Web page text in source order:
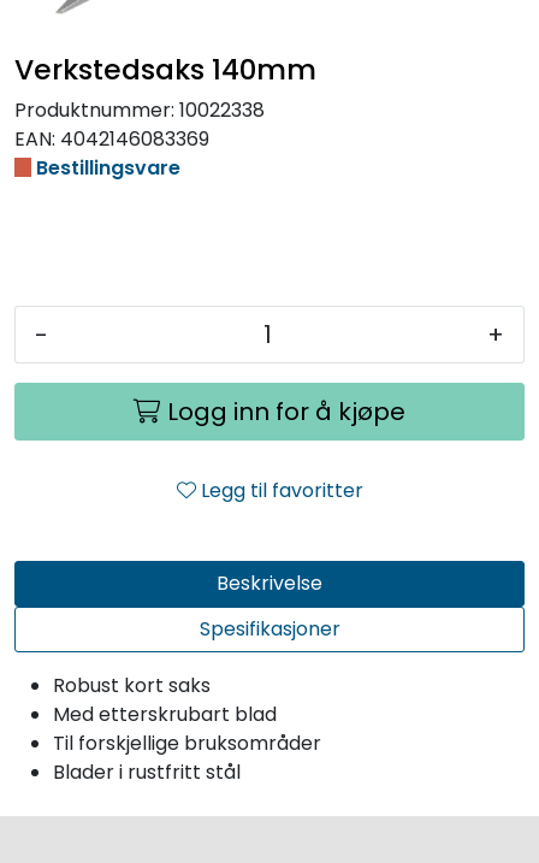
Verkstedsaks 140mm
Produktnummer: 10022338
EAN: 4042146083369
Bestillingsvare
- +
Logg inn for å kjøpe
Legg til favoritter
Beskrivelse
Spesifikasjoner
Robust kort saks
Med etterskrubart blad
Til forskjellige bruksområder
Blader i rustfritt stål